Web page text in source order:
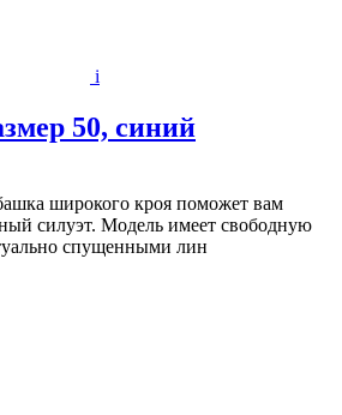
i
50, синий
широкого кроя поможет вам
силуэт. Модель имеет свободную
спущенными лин